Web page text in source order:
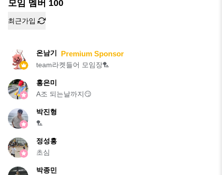
모임 멤버 100
최근가입
온남기 Premium Sponsor
team라켓들어 모임장🏸
홍은미
A조 되는날까지😏
박진형
🏸
정성홍
초심
박종민